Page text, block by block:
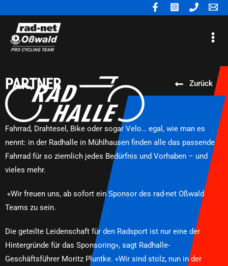
springen
PARTNER Zurück
Fahrrad, Drahtesel, Bike oder sogar Velo… egal, wie man es
nennt: in der Radhalle in Mühlhausen finden alle das passende
Fahrrad für so ziemlich jedes Bedürfnis und Vorhaben – und
vieles mehr.
«Wir freuen uns, ab sofort ein Sponsor des rad-net Oßwald
Teams zu sein.
Die geteilte Leidenschaft für den Radsport ist nur eine der
Hintergründe für das Sponsoring», sagt Radhalle-
Geschäftsführer Moritz Pluntke. «Wir sind stolz, nun in der